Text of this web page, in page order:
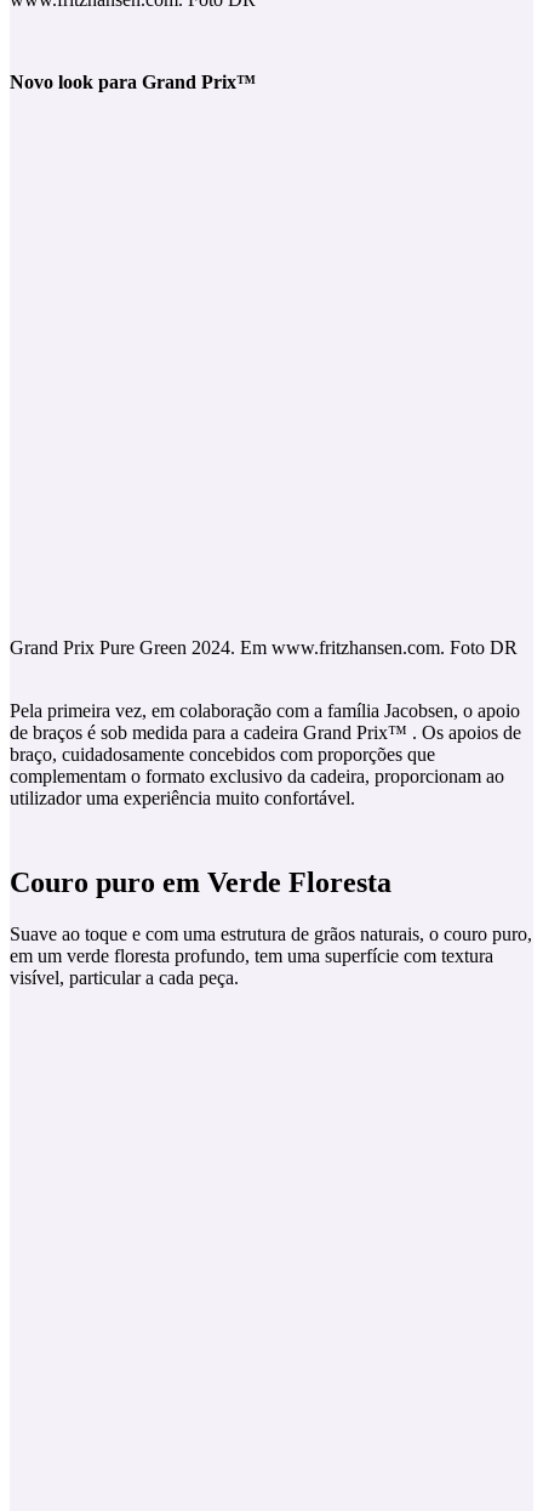
Novo look para Grand Prix™
Grand Prix Pure Green 2024. Em www.fritzhansen.com. Foto DR
Pela primeira vez, em colaboração com a família Jacobsen, o apoio
de braços é sob medida para a cadeira Grand Prix™ . Os apoios de
braço, cuidadosamente concebidos com proporções que
complementam o formato exclusivo da cadeira, proporcionam ao
utilizador uma experiência muito confortável.
Couro puro em Verde Floresta
Suave ao toque e com uma estrutura de grãos naturais, o couro puro,
em um verde floresta profundo, tem uma superfície com textura
visível, particular a cada peça.